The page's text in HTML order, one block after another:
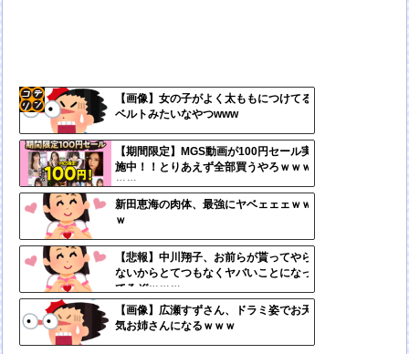
【画像】女の子がよく太ももにつけてる
ベルトみたいなやつwww
【期間限定】MGS動画が100円セール実
施中！！とりあえず全部買うやろｗｗｗ
ｗｗ
新田恵海の肉体、最強にヤベェェェｗｗ
ｗ
【悲報】中川翔子、お前らが貰ってやら
ないからとてつもなくヤバいことになっ
てるぞｗｗｗ
【画像】広瀬すずさん、ドラミ姿でお天
気お姉さんになるｗｗｗ
リン
- 固
定リ
ツー
ル